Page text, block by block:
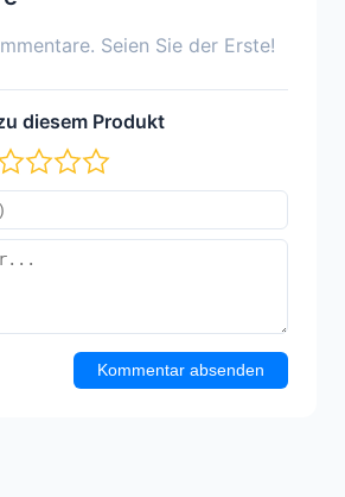
Seien Sie der Erste!
diesem Produkt
Kommentar absenden